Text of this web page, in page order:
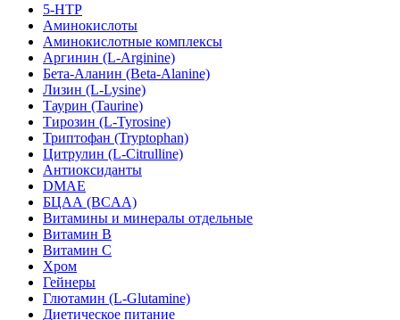
5-HTP
Аминокислоты
Аминокислотные комплексы
Аргинин (L-Arginine)
Бета-Аланин (Beta-Alanine)
Лизин (L-Lysine)
Таурин (Taurine)
Тирозин (L-Tyrosine)
Триптофан (Tryptophan)
Цитрулин (L-Citrulline)
Антиоксиданты
DMAE
БЦАА (BCAA)
Витамины и минералы отдельные
Витамин B
Витамин C
Хром
Гейнеры
Глютамин (L-Glutamine)
Диетическое питание